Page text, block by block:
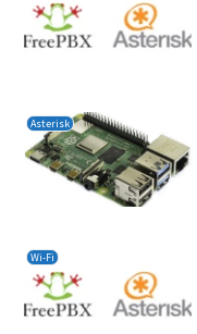
Asterisk
Wi-Fi